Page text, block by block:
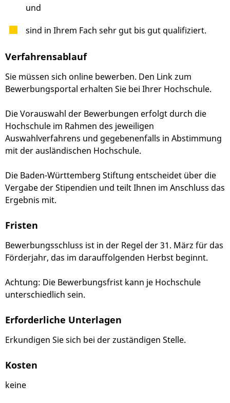
und
sind in Ihrem Fach sehr gut bis gut qualifiziert.
Verfahrensablauf
Sie müssen sich online bewerben. Den Link zum
Bewerbungsportal erhalten Sie bei Ihrer Hochschule.
Die Vorauswahl der Bewerbungen erfolgt durch die
Hochschule im Rahmen des jeweiligen
Auswahlverfahrens und gegebenenfalls in Abstimmung
mit der ausländischen Hochschule.
Die Baden-Württemberg Stiftung entscheidet über die
Vergabe der Stipendien und teilt Ihnen im Anschluss das
Ergebnis mit.
Fristen
Bewerbungsschluss ist in der Regel der 31. März für das
Förderjahr, das im darauffolgenden Herbst beginnt.
Achtung: Die Bewerbungsfrist kann je Hochschule
unterschiedlich sein.
Erforderliche Unterlagen
Erkundigen Sie sich bei der zuständigen Stelle.
Kosten
keine